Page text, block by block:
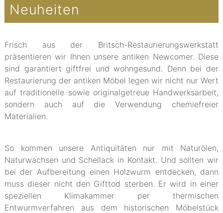
Neuheiten
Frisch aus der Britsch-Restaurierungswerkstatt
präsentieren wir Ihnen unsere antiken Newcomer. Diese
sind garantiert giftfrei und wohngesund. Denn bei der
Restaurierung der antiken Möbel legen wir nicht nur Wert
auf traditionelle sowie originalgetreue Handwerksarbeit,
sondern auch auf die Verwendung chemiefreier
Materialien.
So kommen unsere Antiquitäten nur mit Naturölen,
Naturwachsen und Schellack in Kontakt. Und sollten wir
bei der Aufbereitung einen Holzwurm entdecken, dann
muss dieser nicht den Gifttod sterben. Er wird in einer
speziellen Klimakammer per thermischen
Entwurmverfahren aus dem historischen Möbelstück